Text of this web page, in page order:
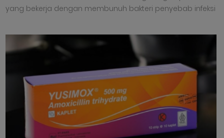
yang bekerja dengan membunuh bakteri penyebab infeksi